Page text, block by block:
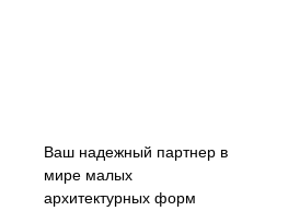
Ваш надежный партнер в
мире малых
архитектурных форм